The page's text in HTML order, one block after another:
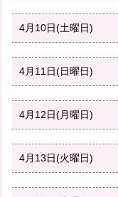
4月10日(土曜日)
4月11日(日曜日)
4月12日(月曜日)
4月13日(火曜日)